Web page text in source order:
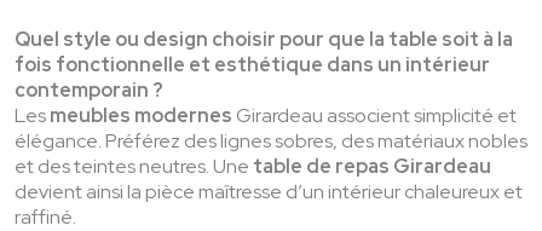
Quel style ou design choisir pour que la table soit à la
fois fonctionnelle et esthétique dans un intérieur
contemporain ?
Lesmeubles modernes Girardeau associent simplicité et
élégance. Préférez des lignes sobres, des matériaux nobles
et des teintes neutres. Une table de repas Girardeau
devient ainsi la pièce maîtresse d’un intérieur chaleureux et
raffiné.